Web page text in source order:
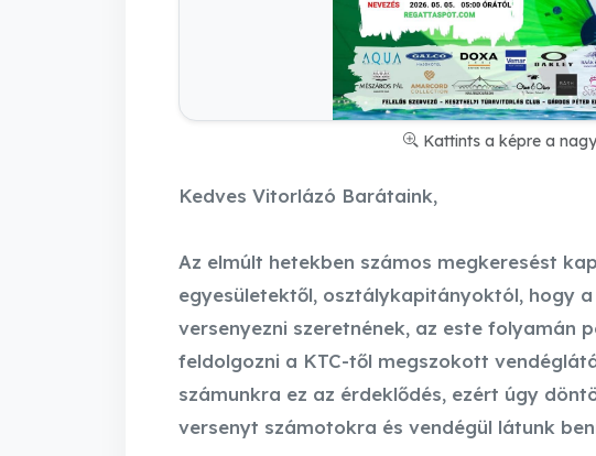
Kattints a képre a
Kedves Vitorlázó Barátaink,
Az elmúlt hetekben számos megkeresést
egyesületektől, osztálykapitányoktól, hogy
versenyezni szeretnének, az este folyamán
feldolgozni a KTC-től megszokott
számunkra ez az érdeklődés, ezért úgy
versenyt számotokra és vendégül látunk